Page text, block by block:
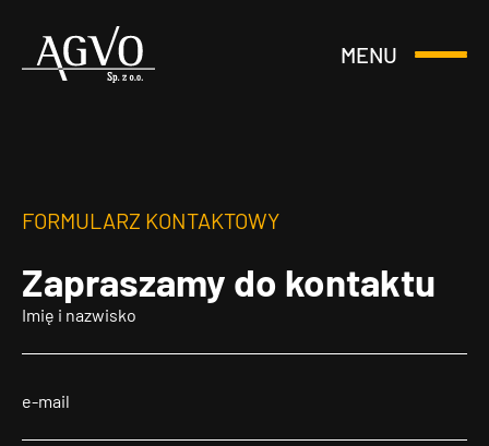
Header
MENU
Otwórz
FORMULARZ KONTAKTOWY
Zapraszamy do kontaktu